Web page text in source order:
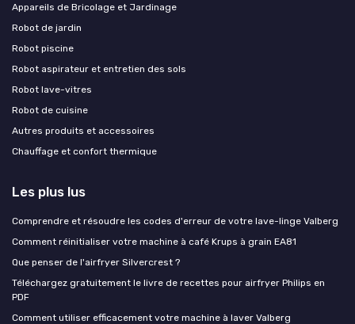
Appareils de Bricolage et Jardinage
Robot de jardin
Robot piscine
Robot aspirateur et entretien des sols
Robot lave-vitres
Robot de cuisine
Autres produits et accessoires
Chauffage et confort thermique
Les plus lus
Comprendre et résoudre les codes d'erreur de votre lave-linge Valberg
Comment réinitialiser votre machine à café Krups à grain EA81
Que penser de l'airfryer Silvercrest ?
Téléchargez gratuitement le livre de recettes pour airfryer Philips en
PDF
Comment utiliser efficacement votre machine à laver Valberg